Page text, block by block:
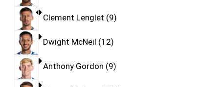
Clement Lenglet 9
Dwight McNeil 12
Anthony Gordon 9